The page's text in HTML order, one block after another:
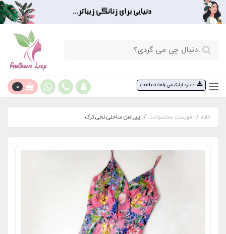
دانلود اپلیکیشن abrishamlady 0
خانه فهرست محصولات پیراهن ساحلی نخی ترک